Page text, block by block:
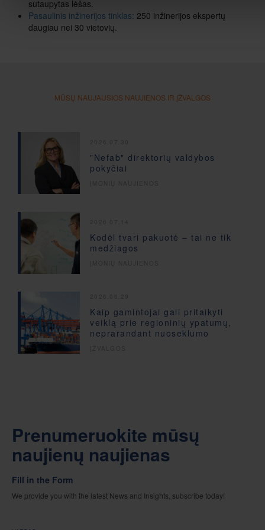
sutaupytas lėšas.
Pasaulinis inžinerijos tinklas: 250 inžinerijos ekspertų
daugiau nei 30 vietovių.
MŪSŲ NAUJAUSIOS NAUJIENOS IR ĮŽVALGOS
"Nefab" direktorių valdybos
pokyčiai
Kodėl tvari pakuotė – tai ne tik
medžiagos
Kaip gamintojai gali pritaikyti
veiklą prie regioninių ypatumų,
neprarandant nuoseklumo
Prenumeruokite mūsų
naujienų naujienas
Fill in the Form
We provide you with the latest News and Insights, subscribe today!